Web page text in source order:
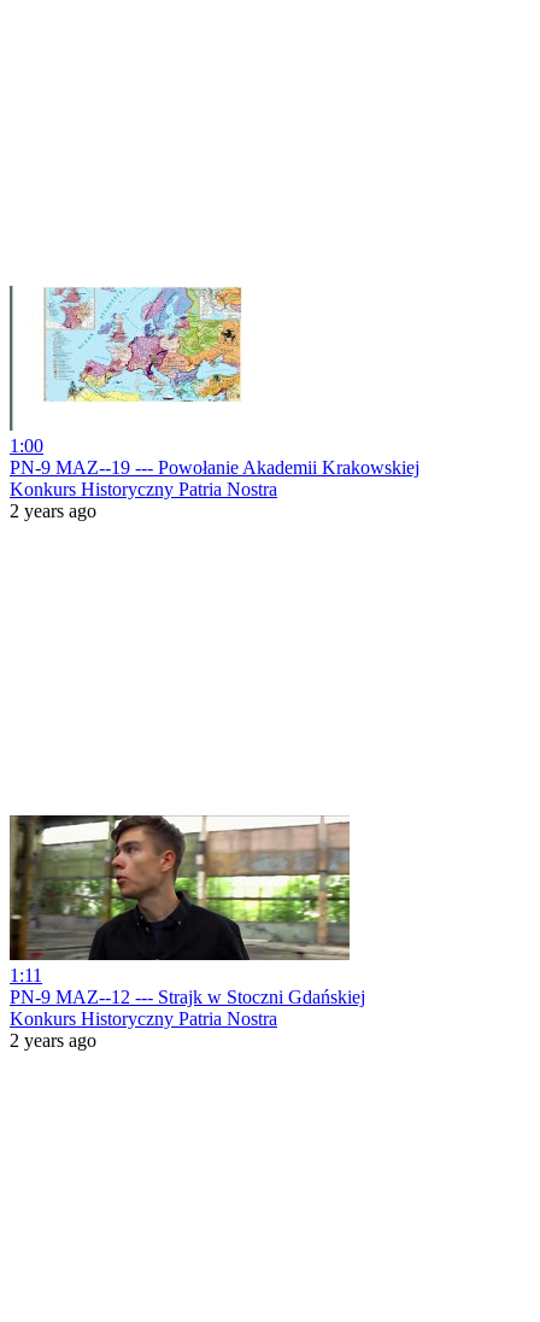
1:00
PN-9 MAZ--19 --- Powołanie Akademii Krakowskiej
Konkurs Historyczny Patria Nostra
2 years ago
1:11
PN-9 MAZ--12 --- Strajk w Stoczni Gdańskiej
Konkurs Historyczny Patria Nostra
2 years ago